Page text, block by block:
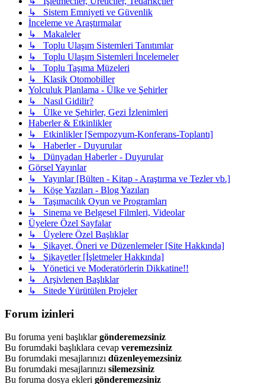
↳ Sistem Emniyeti ve Güvenlik
İnceleme ve Araştırmalar
↳ Makaleler
↳ Toplu Ulaşım Sistemleri Tanıtımlar
↳ Toplu Ulaşım Sistemleri İncelemeler
↳ Toplu Taşıma Müzeleri
↳ Klasik Otomobiller
Yolculuk Planlama - Ülke ve Şehirler
↳ Nasıl Gidilir?
↳ Ülke ve Şehirler, Gezi İzlenimleri
Haberler & Etkinlikler
↳ Etkinlikler [Sempozyum-Konferans-Toplantı]
↳ Haberler - Duyurular
↳ Dünyadan Haberler - Duyurular
Görsel Yayınlar
↳ Yayınlar [Bülten - Kitap - Araştırma ve Tezler vb.]
↳ Köşe Yazıları - Blog Yazıları
↳ Taşımacılık Oyun ve Programları
↳ Sinema ve Belgesel Filmleri, Videolar
Üyelere Özel Sayfalar
↳ Üyelere Özel Başlıklar
↳ Şikayet, Öneri ve Düzenlemeler [Site Hakkında]
↳ Şikayetler [İşletmeler Hakkında]
↳ Yönetici ve Moderatörlerin Dikkatine!!
↳ Arşivlenen Başlıklar
↳ Sitede Yürütülen Projeler
Forum izinleri
Bu foruma yeni başlıklargönderemezsiniz
Bu forumdaki başlıklara cevap veremezsiniz
Bu forumdaki mesajlarınızı düzenleyemezsiniz
Bu forumdaki mesajlarınızı silemezsiniz
Bu foruma dosya ekleri gönderemezsiniz